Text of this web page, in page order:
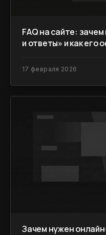
FAQ на сайте:
и ответы» и как его
17 февраля 2026
Зачем нужен